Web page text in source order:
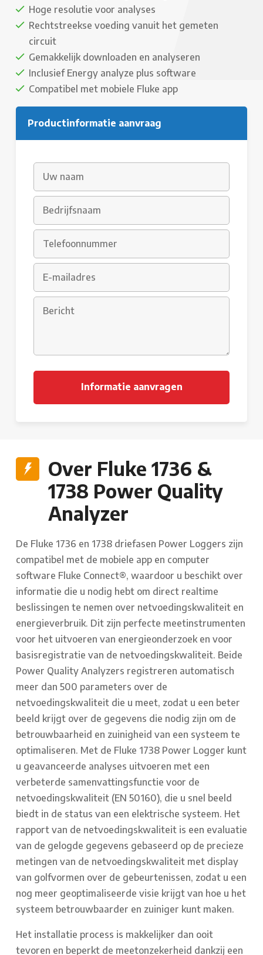
Hoge resolutie voor analyses
Rechtstreekse voeding vanuit het gemeten
circuit
Gemakkelijk downloaden en analyseren
Inclusief Energy analyze plus software
Compatibel met mobiele Fluke app
Productinformatie aanvraag
Over Fluke 1736 &
1738 Power Quality
Analyzer
De Fluke 1736 en 1738 driefasen Power Loggers zijn
compatibel met de mobiele app en computer
software Fluke Connect®, waardoor u beschikt over
informatie die u nodig hebt om direct realtime
beslissingen te nemen over netvoedingskwaliteit en
energieverbruik. Dit zijn perfecte meetinstrumenten
voor het uitvoeren van energieonderzoek en voor
basisregistratie van de netvoedingskwaliteit. Beide
Power Quality Analyzers registreren automatisch
meer dan 500 parameters over de
netvoedingskwaliteit die u meet, zodat u een beter
beeld krijgt over de gegevens die nodig zijn om de
betrouwbaarheid en zuinigheid van een systeem te
optimaliseren. Met de Fluke 1738 Power Logger kunt
u geavanceerde analyses uitvoeren met een
verbeterde samenvattingsfunctie voor de
netvoedingskwaliteit (EN 50160), die u snel beeld
biedt in de status van een elektrische systeem. Het
rapport van de netvoedingskwaliteit is een evaluatie
van de gelogde gegevens gebaseerd op de precieze
metingen van de netvoedingskwaliteit met display
van golfvormen over de gebeurtenissen, zodat u een
nog meer geoptimaliseerde visie krijgt van hoe u het
systeem betrouwbaarder en zuiniger kunt maken.
Het installatie process is makkelijker dan ooit
tevoren en beperkt de meetonzekerheid dankzij een